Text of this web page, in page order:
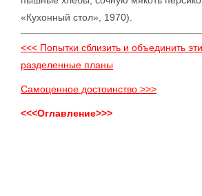
«Кухонный стол», 1970).
<<< Попытки сблизить и объединить
разделенные планы
Самоценное достоинство >>>
<<<Оглавление>>>